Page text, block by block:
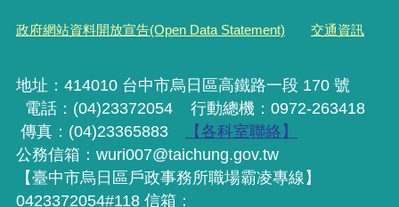
政府網站資料開放宣告(Open Data Statement) 交通資訊
地址：414010 台中市烏日區高鐵路一段 170 號
電話：(04)23372054 行動總機：0972-263418
傳真：(04)23365883
【各科室聯絡】
公務信箱：wuri007@taichung.gov.tw
【臺中市烏日區戶政事務所職場霸凌專線】
0423372054#118 信箱：